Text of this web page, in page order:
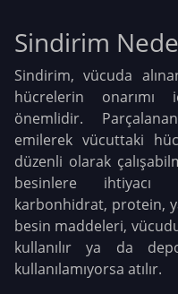
Sindirim
Sindirim, vücuda
hücrelerin onarımı
önemlidir.
emilerek vücuttaki
düzenli olarak
besinlere ihtiyacı
karbonhidrat, protein,
besin maddeleri,
kullanılır ya da
kullanılamıyorsa atılır.